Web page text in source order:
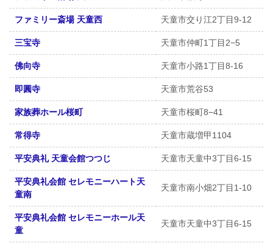
ファミリー斎場 天童西 天童市交り江2丁目9-12
三宝寺 天童市仲町1丁目2−5
佛向寺 天童市小路1丁目8-16
即圓寺 天童市荒谷53
家族葬ホール桜町 天童市桜町8−41
常得寺 天童市蔵増甲1104
平安典礼 天童会館つつじ 天童市天童中3丁目6-15
平安典礼会館 セレモニーハート天
童南
天童市南小畑2丁目1-10
平安典礼会館 セレモニーホール天
童
天童市天童中3丁目6-15